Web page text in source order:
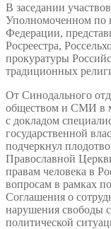
В заседании
Уполномоченном по
Федерации,
Росреестра,
прокуратуры
традиционных
От Синодального
обществом и СМИ в
с докладом
государственной
подчеркнул
Православной
правам человека в
вопросам в рамках
Соглашения о
нарушения свободы
политической